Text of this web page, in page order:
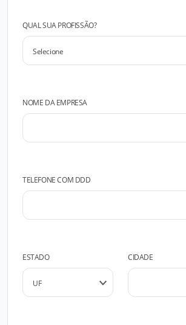
QUAL SUA PROFISSÃO?
NOME DA EMPRESA
TELEFONE COM DDD
ESTADO CIDADE